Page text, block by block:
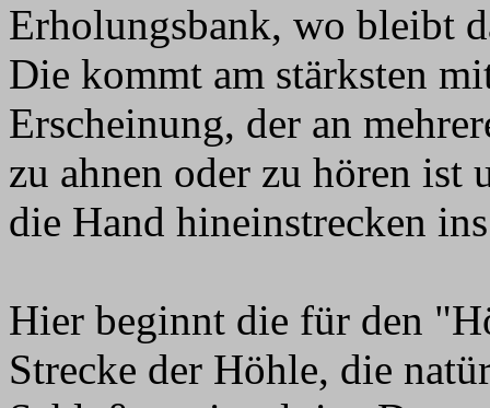
Erholungsbank, wo bleibt
Die kommt am stärksten
Erscheinung, der an
zu ahnen oder zu hören ist
die Hand hineinstrecken
Hier beginnt die für den
Strecke der Höhle, die